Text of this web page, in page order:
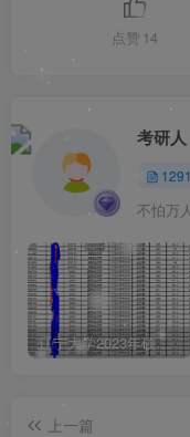
点赞 14
考研
1291
不怕万
辽宁大学2023年硕士研究生拟录取名单（所有学院均包含！！！图片仅供展示）
上一篇